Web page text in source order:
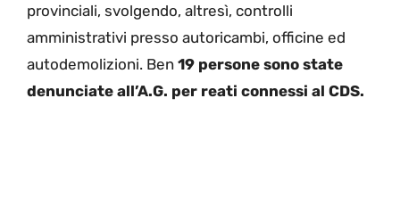
provinciali, svolgendo, altresì, controlli
amministrativi presso autoricambi, officine ed
autodemolizioni. Ben 19 persone sono state
denunciate all’A.G. per reati connessi al CDS.